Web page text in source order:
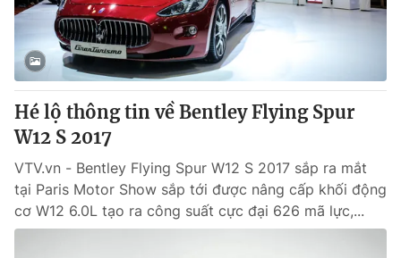
Hé lộ thông tin về Bentley Flying Spur
W12 S 2017
VTV.vn - Bentley Flying Spur W12 S 2017 sắp ra mắt
tại Paris Motor Show sắp tới được nâng cấp khối động
cơ W12 6.0L tạo ra công suất cực đại 626 mã lực,...